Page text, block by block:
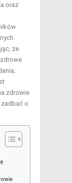
oraz
że
zdrowie
zadbać o